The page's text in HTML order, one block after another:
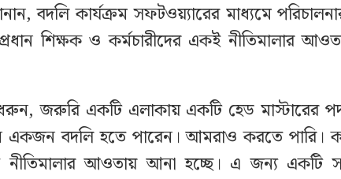
বদলি কার্যক্রম সফটওয়্যারের মাধ্যমে
শিক্ষক ও কর্মচারীদের একই নীতিমালার
জরুরি একটি এলাকায় একটি হেড মাস্টারের
বদলি হতে পারেন। আমরাও করতে পারি।
আওতায় আনা হচ্ছে। এ জন্য একটি